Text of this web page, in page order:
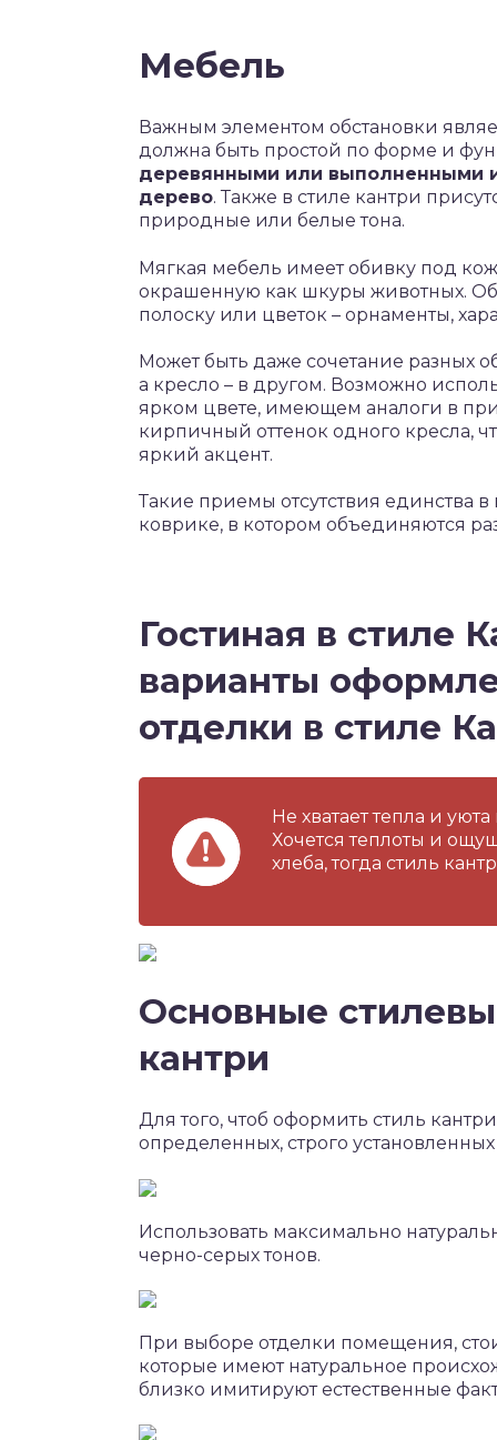
Мебель
Важным элементом обстановки
должна быть простой по форме и
деревянными или выполненными
дерево. Также в стиле кантри
природные или белые тона.
Мягкая мебель имеет обивку под
окрашенную как шкуры животных.
полоску или цветок – орнаменты,
Может быть даже сочетание разных
а кресло – в другом. Возможно
ярком цвете, имеющем аналоги в
кирпичный оттенок одного кресла,
яркий акцент.
Такие приемы отсутствия единства
коврике, в котором объединяются
Гостиная в стиле
варианты
отделки в стиле
Не хватает тепла и
Хочется теплоты и
хлеба, тогда стиль
Основные
кантри
Для того, чтоб оформить стиль
определенных, строго
Использовать максимально
черно-серых тонов.
При выборе отделки помещения,
которые имеют натуральное
близко имитируют естественные